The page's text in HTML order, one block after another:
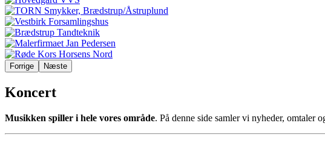
Forrige Næste
Koncert
Musikken spiller i hele vores område. På denne side samler vi nyheder, omtaler